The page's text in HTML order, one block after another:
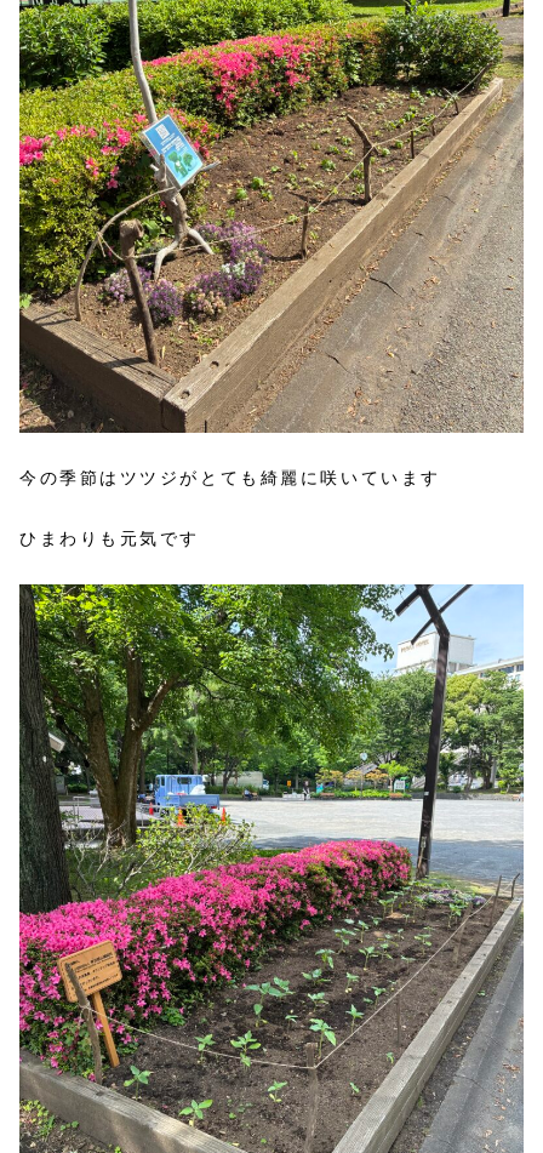
今の季節はツツジがとても綺麗に咲いています
ひまわりも元気です